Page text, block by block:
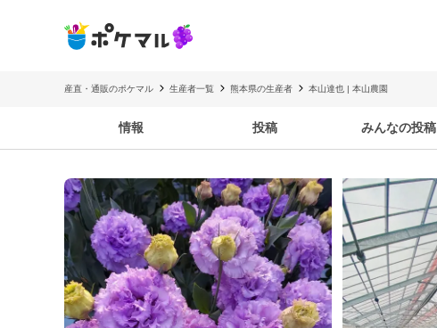
産直・通販のポケマル 生産者一覧 熊本県の生産者 本山達也 | 本山農園
情報 投稿 みんなの投稿